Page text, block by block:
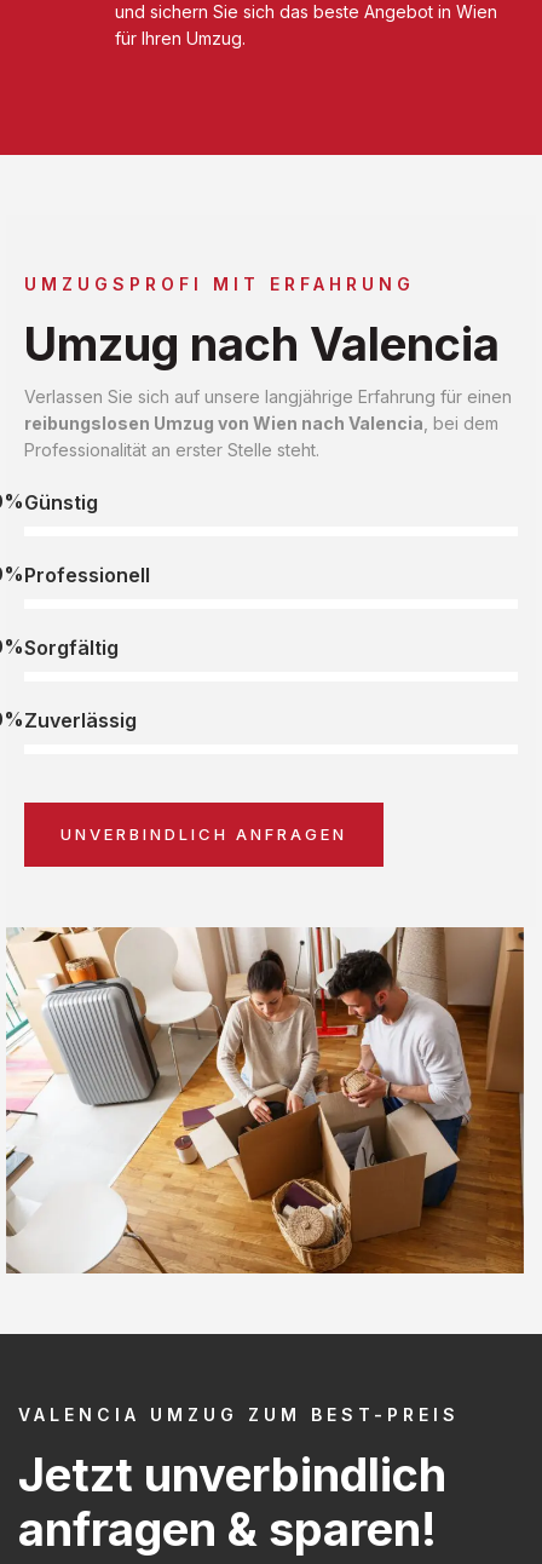
und sichern Sie sich das beste Angebot in Wien
für Ihren Umzug.
UMZUGSPROFI MIT ERFAHRUNG
Umzug nach Valencia
Verlassen Sie sich auf unsere langjährige Erfahrung für einen
reibungslosen Umzug von Wien nach Valencia , bei dem
Professionalität an erster Stelle steht.
Günstig
Professionell
Sorgfältig
Zuverlässig
UNVERBINDLICH ANFRAGEN
VALENCIA UMZUG ZUM BEST-PREIS
Jetzt unverbindlich
anfragen & sparen!